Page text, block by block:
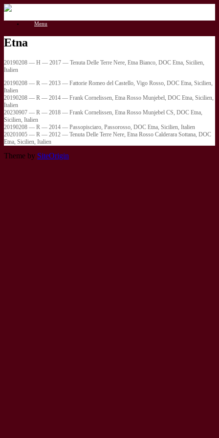
Gå
indhold
Menu
Etna
20190208 — H — 2017 — Tenuta Delle Terre Nere, Etna Bianco, DOC Etna, Sicilien,
Italien
20190208 — R — 2013 — Fattorie Romeo del Castello, Vigo Rosso, DOC Etna, Sicilien,
Italien
20190208 — R — 2014 — Frank Cornelissen, Etna Rosso Munjebel, DOC Etna, Sicilien,
Italien
20230907 — R — 2018 — Frank Cornelissen, Etna Rosso Munjebel CS, DOC Etna,
Sicilien, Italien
20190208 — R — 2014 — Passopisciaro, Passorosso, DOC Etna, Sicilien, Italien
20201005 — R — 2012 — Tenuta Delle Terre Nere, Etna Rosso Calderara Sottana, DOC
Etna, Sicilien, Italien
Theme by SiteOrigin